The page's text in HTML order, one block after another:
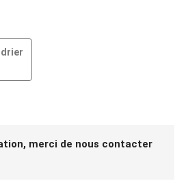
merci de nous contacter